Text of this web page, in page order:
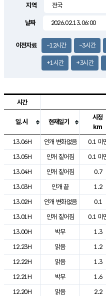
3.0m/s
지역
날짜
이전자료 -12시간 -3시간
+1시간 +3시간
도시별 기상실황표로 지점, 날
시간
일.시 현재일기
시정
km
13.06H
안개 변화없음 0.1 미
13.05H
안개 짙어짐 0.1 미
13.04H
안개 짙어짐 0.7
13.03H
안개 끝 1.2
13.02H
안개 변화없음 0.1
13.01H
안개 짙어짐 0.1 미
13.00H
박무 1.3
12.23H
맑음 1.2
12.22H
맑음 1.3
12.21H
박무 1.6
12.20H
맑음 2.2